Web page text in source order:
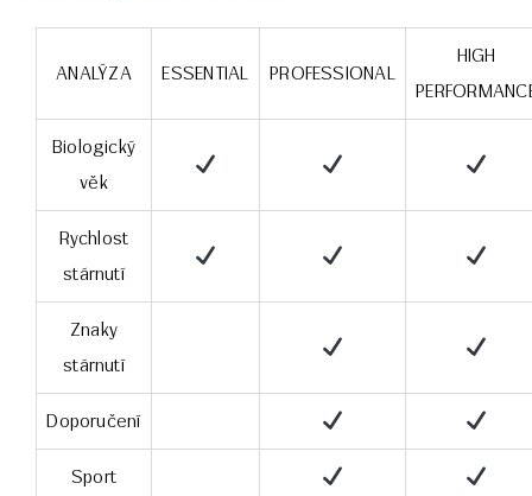
ANALÝZA ESSENTIAL PROFESSIONAL
HIGH
Biologický
věk
Rychlost
stárnutí
Znaky
stárnutí
Doporučení
Sport